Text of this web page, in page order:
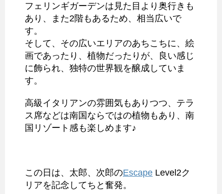
フェリンギガーデンは見た目より奥行きも
あり、また2階もあるため、相当広いで
す。
そして、その広いエリアのあちこちに、絵
画であったり、植物だったりが、良い感じ
に飾られ、独特の世界観を醸成していま
す。
高級イタリアンの雰囲気もありつつ、テラ
ス席などは南国ならではの植物もあり、南
国リゾート感も楽しめます♪
この日は、太郎、次郎のEscape Level2ク
リアを記念してちと奮発。